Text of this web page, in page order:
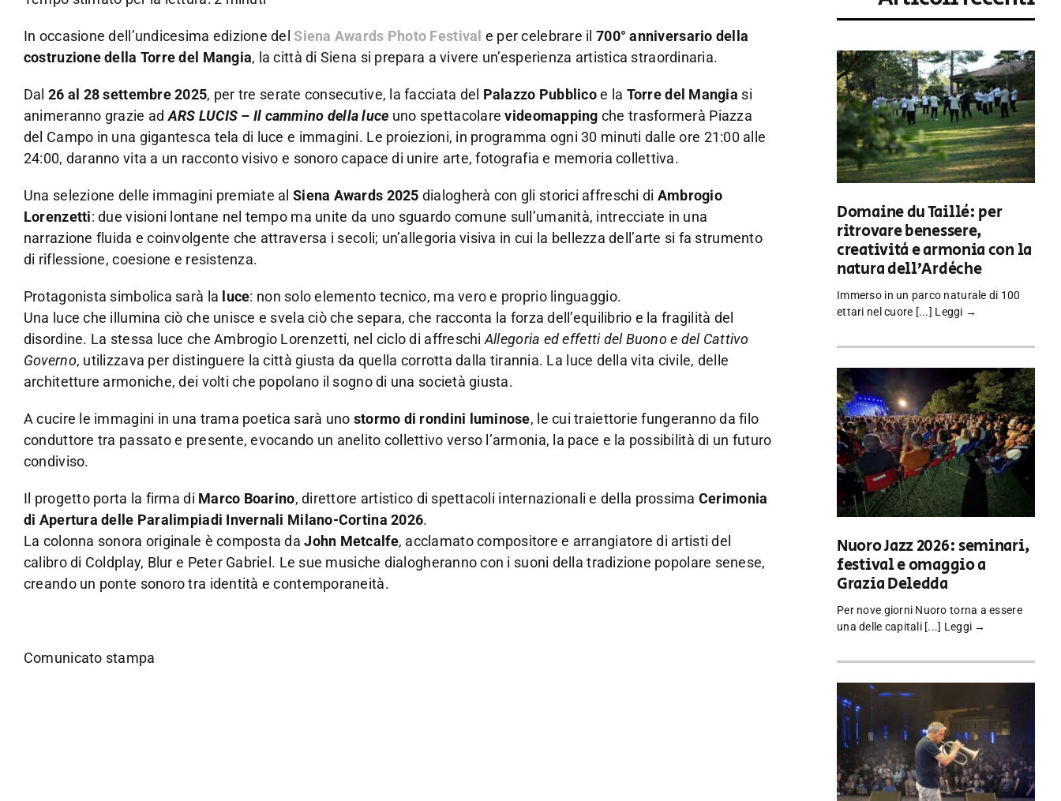
In occasione dell’undicesima edizione delSiena Awards Photo Festival e per celebrare il 700° anniversario della
costruzione della Torre del Mangia, la città di Siena si prepara a vivere un’esperienza artistica straordinaria.
Dal26 al 28 settembre 2025, per tre serate consecutive, la facciata del Palazzo Pubblicoe la Torre del Mangia si
animeranno grazie adARS LUCIS – Il cammino della luce uno spettacolarevideomapping che trasformerà Piazza
del Campo in una gigantesca tela di luce e immagini. Le proiezioni, in programma ogni 30 minuti dalle ore 21:00 alle
24:00, daranno vita a un racconto visivo e sonoro capace di unire arte, fotografia e memoria collettiva.
Una selezione delle immagini premiate alSiena Awards 2025 dialogherà con gli storici affreschi di Ambrogio
Lorenzetti: due visioni lontane nel tempo ma unite da uno sguardo comune sull’umanità, intrecciate in una
narrazione fluida e coinvolgente che attraversa i secoli; un’allegoria visiva in cui la bellezza dell’arte si fa strumento
di riflessione, coesione e resistenza.
Protagonista simbolica sarà la luce: non solo elemento tecnico, ma vero e proprio linguaggio.
Una luce che illumina ciò che unisce e svela ciò che separa, che racconta la forza dell’equilibrio e la fragilità del
disordine. La stessa luce che Ambrogio Lorenzetti, nel ciclo di affreschi Allegoria ed effetti del Buono e del Cattivo
Governo, utilizzava per distinguere la città giusta da quella corrotta dalla tirannia. La luce della vita civile, delle
architetture armoniche, dei volti che popolano il sogno di una società giusta.
A cucire le immagini in una trama poetica sarà uno stormo di rondini luminose, le cui traiettorie fungeranno da filo
conduttore tra passato e presente, evocando un anelito collettivo verso l’armonia, la pace e la possibilità di un futuro
condiviso.
Il progetto porta la firma di Marco Boarino, direttore artistico di spettacoli internazionali e della prossima Cerimonia
di Apertura delle Paralimpiadi Invernali Milano-Cortina 2026.
La colonna sonora originale è composta daJohn Metcalfe, acclamato compositore e arrangiatore di artisti del
calibro di Coldplay, Blur e Peter Gabriel. Le sue musiche dialogheranno con i suoni della tradizione popolare senese,
creando un ponte sonoro tra identità e contemporaneità.
Comunicato stampa
Domaine du Taillé: per
ritrovare benessere,
creatività e armonia con la
natura dell’Ardèche
Immerso in un parco naturale di 100
ettari nel cuore [...] Leggi →
Nuoro Jazz 2026: seminari,
festival e omaggio a
Grazia Deledda
Per nove giorni Nuoro torna a essere
una delle capitali [...] Leggi →